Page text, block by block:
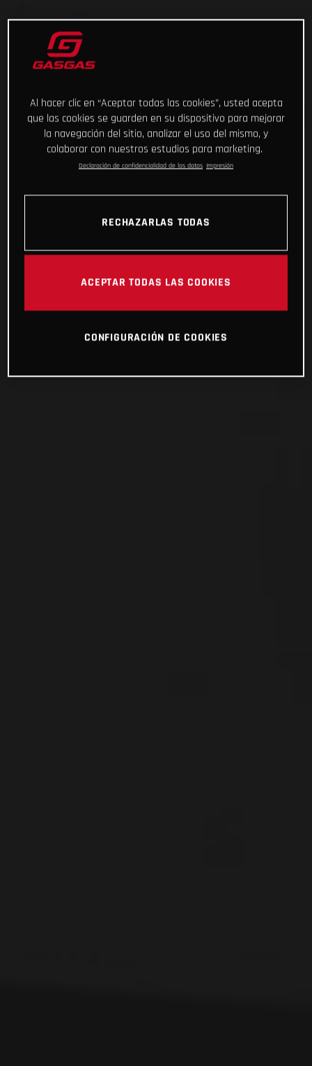
Al hacer clic en “Aceptar todas las cookies”, usted acepta
que las cookies se guarden en su dispositivo para mejorar
la navegación del sitio, analizar el uso del mismo, y
colaborar con nuestros estudios para marketing.
Declaración de confidencialidad de los datos Impresión
RECHAZARLAS TODAS
ACEPTAR TODAS LAS COOKIES
CONFIGURACIÓN DE COOKIES